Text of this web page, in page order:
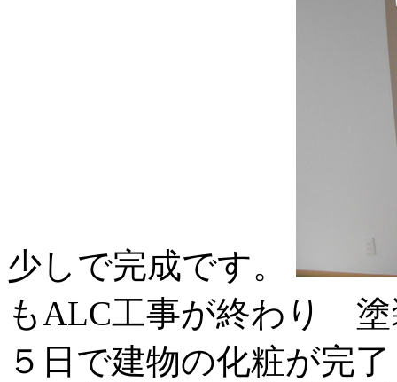
少しで完成です。
もALC工事が終わり 塗
５日で建物の化粧が完